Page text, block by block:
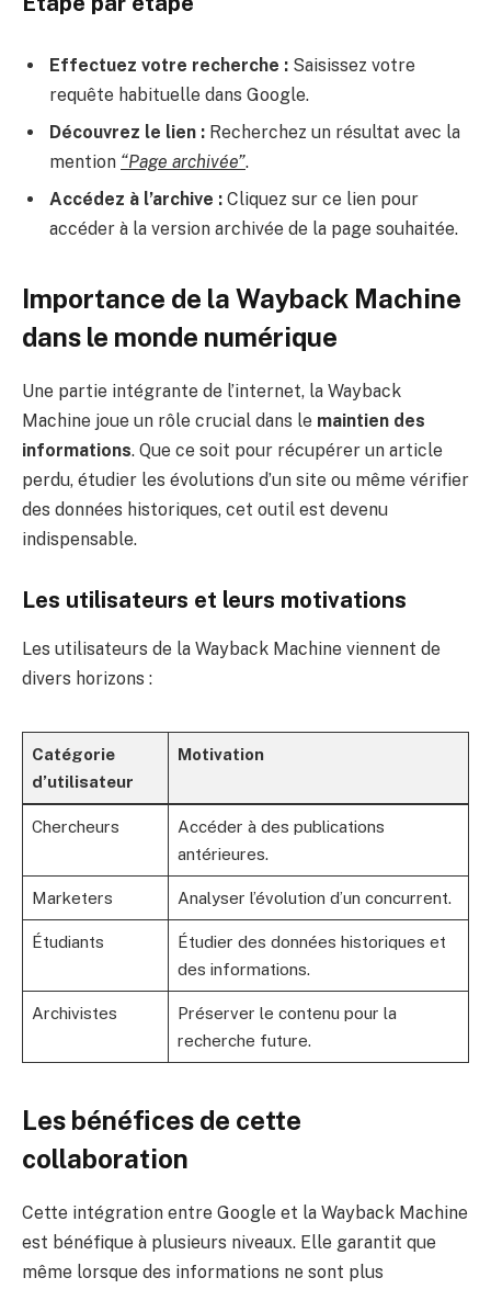
Effectuez votre recherche : Saisissez votre
requête habituelle dans Google.
Découvrez le lien : Recherchez un résultat avec la
mention “Page archivée”.
Accédez à l’archive : Cliquez sur ce lien pour
accéder à la version archivée de la page souhaitée.
Importance de la Wayback Machine
dans le monde numérique
Une partie intégrante de l’internet, la Wayback
Machine joue un rôle crucial dans le maintien des
informations. Que ce soit pour récupérer un article
perdu, étudier les évolutions d’un site ou même vérifier
des données historiques, cet outil est devenu
indispensable.
Les utilisateurs et leurs motivations
Les utilisateurs de la Wayback Machine viennent de
divers horizons :
Catégorie
d’utilisateur
Motivation
Chercheurs
Accéder à des publications
antérieures.
Marketers Analyser l’évolution d’un concurrent.
Étudiants
Étudier des données historiques et
des informations.
Archivistes
Préserver le contenu pour la
recherche future.
Les bénéfices de cette
collaboration
Cette intégration entre Google et la Wayback Machine
est bénéfique à plusieurs niveaux. Elle garantit que
même lorsque des informations ne sont plus